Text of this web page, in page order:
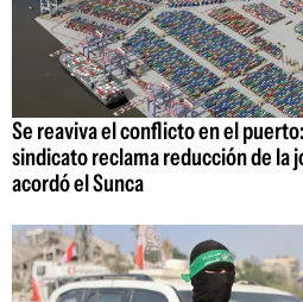
Se reaviva el conflicto en el
sindicato reclama reducción de la
acordó el Sunca